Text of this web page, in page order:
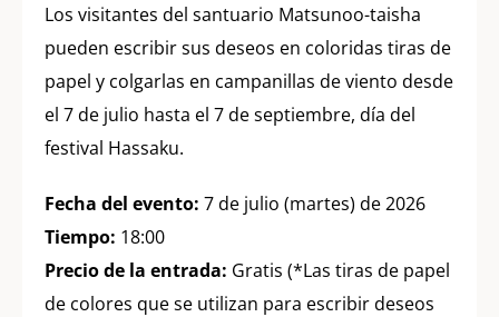
Los visitantes del santuario Matsunoo-taisha
pueden escribir sus deseos en coloridas tiras de
papel y colgarlas en campanillas de viento desde
el 7 de julio hasta el 7 de septiembre, día del
festival Hassaku.
Fecha del evento: 7 de julio (martes) de 2026
Tiempo: 18:00
Precio de la entrada: Gratis (*Las tiras de papel
de colores que se utilizan para escribir deseos